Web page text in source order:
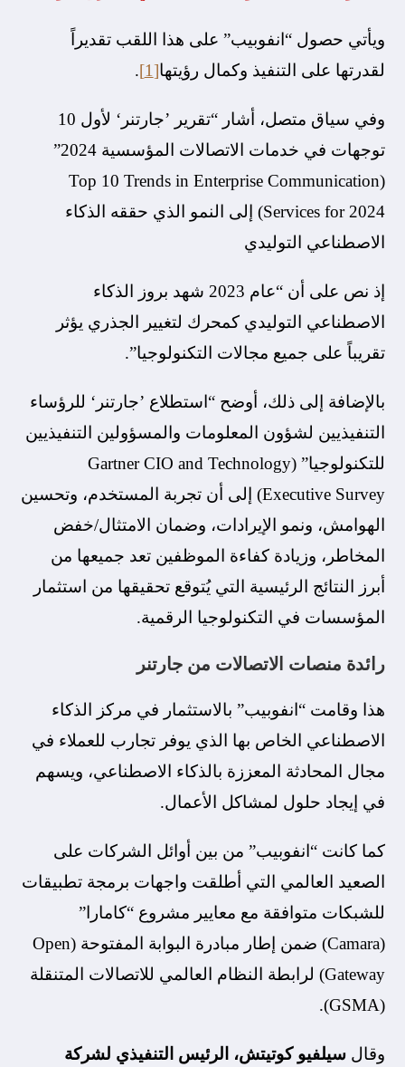
ويأتي حصول “انفوبيب” على هذا اللقب تقديراً
لقدرتها على التنفيذ وكمال رؤيتها[1]
.
وفي سياق متصل، أشار “تقرير ’جارتنر‘ لأول 10
توجهات في خدمات الاتصالات المؤسسية 2024”
(Top 10 Trends in Enterprise Communication
Services for 2024) إلى النمو الذي حققه الذكاء
الاصطناعي التوليدي
إذ نص على أن “عام 2023 شهد بروز الذكاء
الاصطناعي التوليدي كمحرك لتغيير الجذري يؤثر
تقريباً على جميع مجالات التكنولوجيا”.
بالإضافة إلى ذلك، أوضح “استطلاع ’جارتنر‘ للرؤساء
التنفيذيين لشؤون المعلومات والمسؤولين التنفيذيين
للتكنولوجيا” (Gartner CIO and Technology
Executive Survey) إلى أن تجربة المستخدم، وتحسين
الهوامش، ونمو الإيرادات، وضمان الامتثال/خفض
المخاطر، وزيادة كفاءة الموظفين تعد جميعها من
أبرز النتائج الرئيسية التي يُتوقع تحقيقها من استثمار
المؤسسات في التكنولوجيا الرقمية.
رائدة منصات الاتصالات من جارتنر
هذا وقامت “انفوبيب” بالاستثمار في مركز الذكاء
الاصطناعي الخاص بها الذي يوفر تجارب للعملاء في
مجال المحادثة المعززة بالذكاء الاصطناعي، ويسهم
في إيجاد حلول لمشاكل الأعمال.
كما كانت “انفوبيب” من بين أوائل الشركات على
الصعيد العالمي التي أطلقت واجهات برمجة تطبيقات
للشبكات متوافقة مع معايير مشروع “كامارا”
(Camara) ضمن إطار مبادرة البوابة المفتوحة (Open
Gateway) لرابطة النظام العالمي للاتصالات المتنقلة
(GSMA).
وقالسيلفيو كوتيتش، الرئيس التنفيذي لشركة